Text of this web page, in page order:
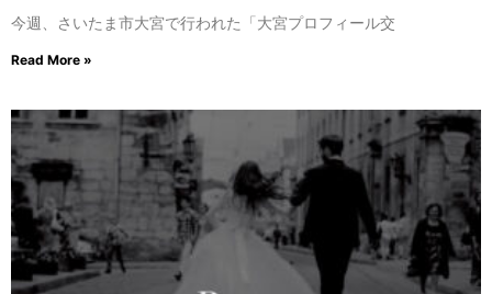
今週、さいたま市大宮で行われた「大宮プロフィール交
Read More »